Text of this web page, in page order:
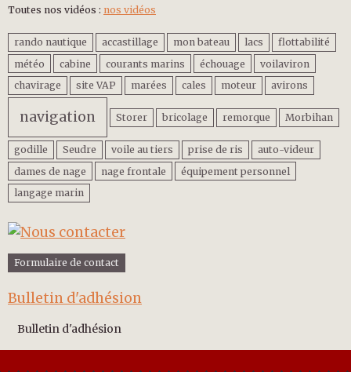
Toutes nos vidéos : nos vidéos
rando nautique accastillage mon bateau lacs
flottabilité
météo
cabine courants marins échouage
voilaviron
chavirage
site VAP marées cales moteur avirons
navigation Storer bricolage remorque Morbihan
godille Seudre voile au tiers prise de ris
auto-videur
dames de nage
nage frontale
équipement personnel
langage marin
Formulaire de contact
Bulletin d'adhésion
Bulletin d'adhésion